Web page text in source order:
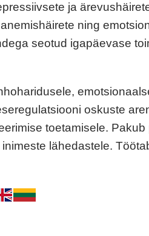
ja
ning
seotud igapäevase
oskuste
toetamisele.
lähedastele.